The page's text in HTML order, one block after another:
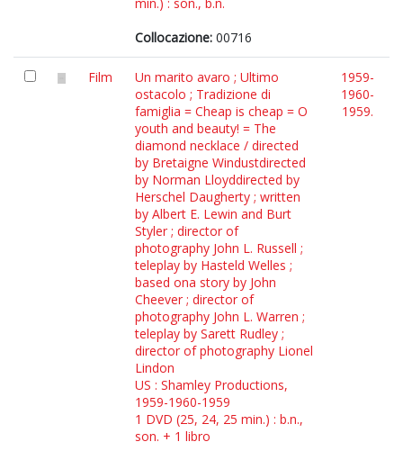
Collocazione: 00716
Film
Un marito avaro ; Ultimo
ostacolo ; Tradizione di
famiglia = Cheap is cheap = O
youth and beauty! = The
diamond necklace / directed
by Bretaigne Windustdirected
by Norman Lloyddirected by
Herschel Daugherty ; written
by Albert E. Lewin and Burt
Styler ; director of
photography John L. Russell ;
teleplay by Hasteld Welles ;
based ona story by John
Cheever ; director of
photography John L. Warren ;
teleplay by Sarett Rudley ;
director of photography Lionel
Lindon
US : Shamley Productions,
1959-1960-1959
1 DVD (25, 24, 25 min.) : b.n.,
son. + 1 libro
1959-
1960-
1959.